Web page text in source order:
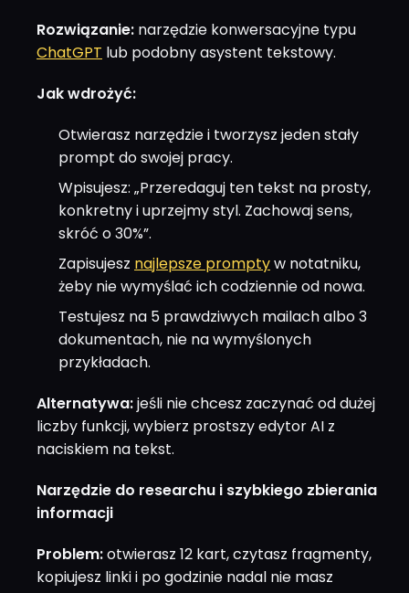
Rozwiązanie: narzędzie konwersacyjne typu
ChatGPT lub podobny asystent tekstowy.
Jak wdrożyć:
Otwierasz narzędzie i tworzysz jeden stały
prompt do swojej pracy.
Wpisujesz: „Przeredaguj ten tekst na prosty,
konkretny i uprzejmy styl. Zachowaj sens,
skróć o 30%”.
Zapisujesz najlepsze promptyw notatniku,
żeby nie wymyślać ich codziennie od nowa.
Testujesz na 5 prawdziwych mailach albo 3
dokumentach, nie na wymyślonych
przykładach.
Alternatywa:jeśli nie chcesz zaczynać od dużej
liczby funkcji, wybierz prostszy edytor AI z
naciskiem na tekst.
Narzędzie do researchu i szybkiego zbierania
informacji
Problem:otwierasz 12 kart, czytasz fragmenty,
kopiujesz linki i po godzinie nadal nie masz